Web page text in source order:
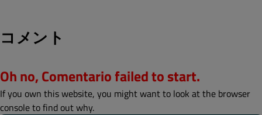
コメント
Oh no, Comentario failed to start.
If you own this website, you might want to look at the browser
console to find out why.